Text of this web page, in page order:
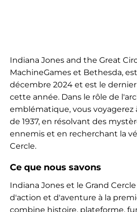
Indiana Jones and the Great
MachineGames et Bethesda,
décembre 2024 et est le
cette année. Dans le rôle de
emblématique, vous voyagerez
de 1937, en résolvant des
ennemis et en recherchant la
Cercle.
Ce que nous savons
Indiana Jones et le Grand
d'action et d'aventure à la
combine histoire, plateforme,